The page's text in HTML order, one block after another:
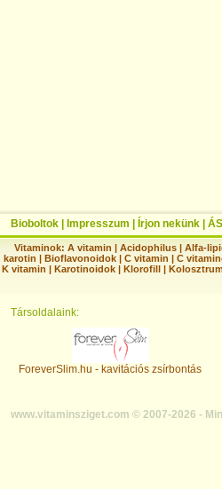
Bioboltok Impresszum Írjon nekünk
Vitaminok: A vitamin |Acidophilus |Alfa-
karotin | Bioflavonoidok | C vitamin | C
K vitamin | Karotinoidok | Klorofill | Kolosztrum
Társoldalaink:
ForeverSlim.hu - kavitációs zsírbontás
www.vitaminsziget.com © 2007-2026 -